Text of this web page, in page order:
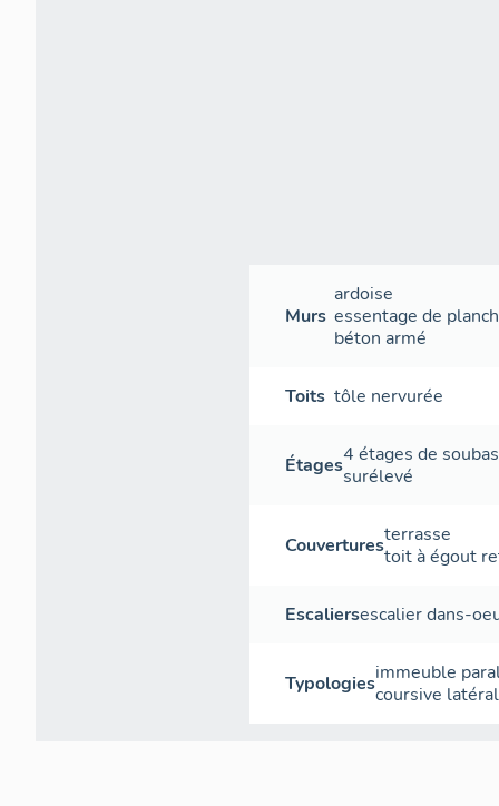
Murs
ardoise
essentage de
béton armé
Toits tôle nervurée
Étages4 étages de
surélevé
Couverturesterrasse
toit à égout
Escaliersescalier dans-
Typologiesimmeuble
coursive